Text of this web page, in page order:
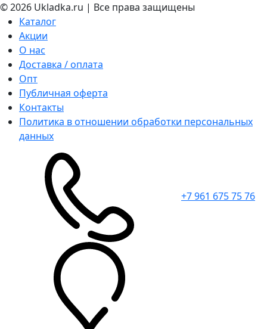
© 2026 Ukladka.ru | Все права защищены
Каталог
Акции
О нас
Доставка / оплата
Опт
Публичная оферта
Контакты
Политика в отношении обработки персональных
данных
+7 961 675 75 76